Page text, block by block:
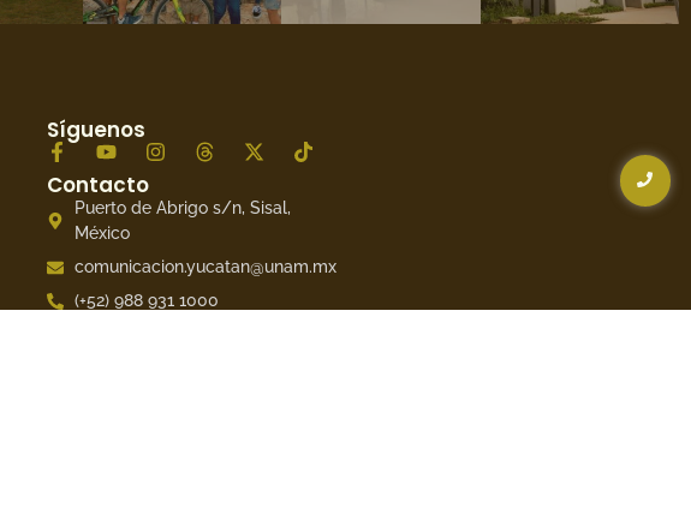
Síguenos
Contacto
Puerto de Abrigo s/n, Sisal,
México
comunicacion.yucatan@unam.mx
(+52) 988 931 1000